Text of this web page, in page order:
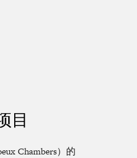
目
Chambers）的